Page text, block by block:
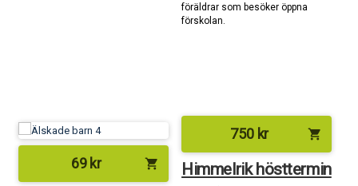
föräldrar som besöker öppna
förskolan.
69kr shopping_cart
750 kr shopping_cart
Himmelrik hösttermin